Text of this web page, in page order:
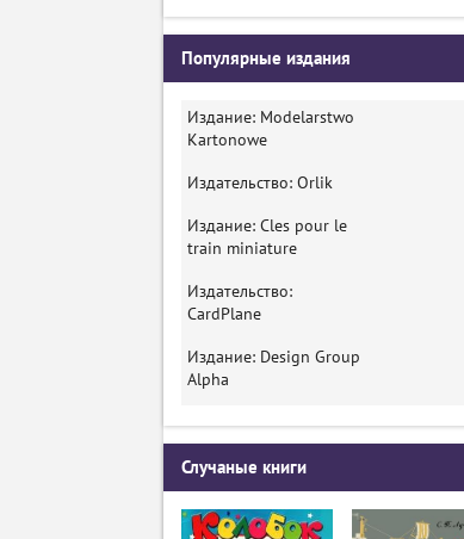
Популярные издания
Издание: Modelarstwo
Kartonowe
Издательство: Orlik
Издание: Cles pour le
train miniature
Издательство:
CardPlane
Издание: Design Group
Alpha
Случаные книги